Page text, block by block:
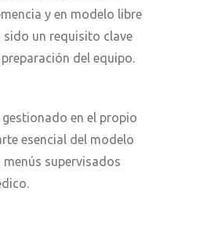
y en modelo libre
sido un requisito clave
del equipo.
en el propio
esencial del modelo
supervisados